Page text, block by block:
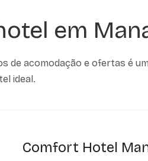
em
de acomodação e ofertas é
ideal.
Comfort Hotel